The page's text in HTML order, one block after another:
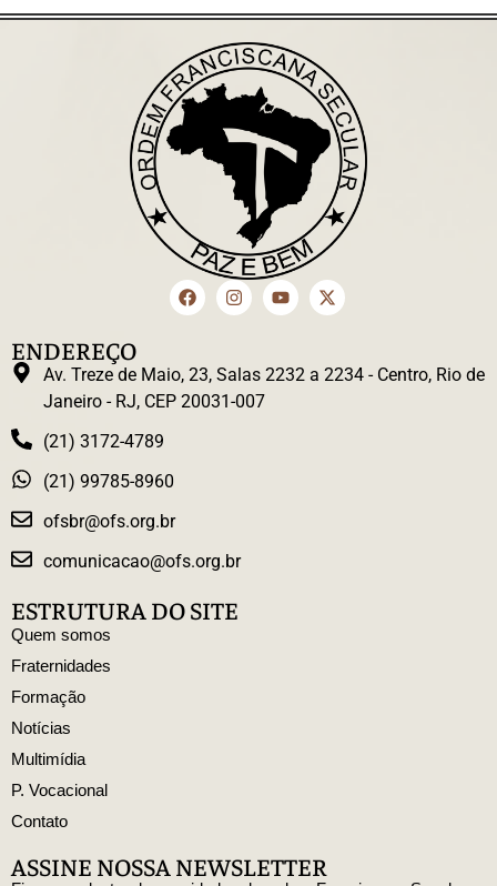
ENDEREÇO
Av. Treze de Maio, 23, Salas 2232 a 2234 - Centro, Rio de
Janeiro - RJ, CEP 20031-007
(21) 3172-4789
(21) 99785-8960
ofsbr@ofs.org.br
comunicacao@ofs.org.br
ESTRUTURA DO SITE
Quem somos
Fraternidades
Formação
Notícias
Multimídia
P. Vocacional
Contato
ASSINE NOSSA NEWSLETTER